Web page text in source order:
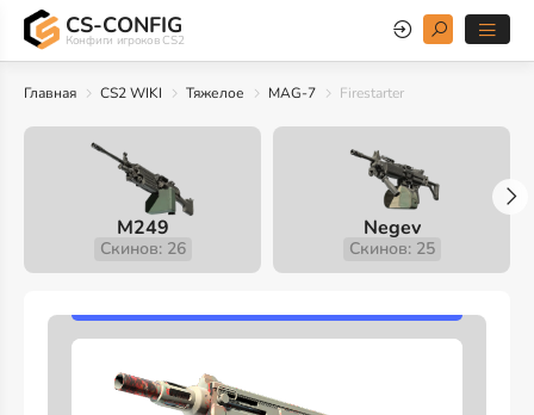
CS-CONFIG
Конфиги игроков CS2
Главная CS2 WIKI Тяжелое MAG-7 Firestarter
M249
Скинов: 26
Negev
Скинов: 25